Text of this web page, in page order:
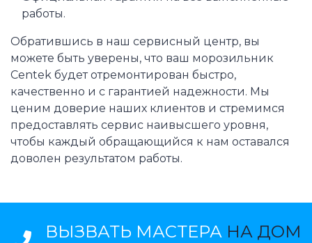
работы.
Обратившись в наш сервисный центр, вы
можете быть уверены, что ваш морозильник
Centek будет отремонтирован быстро,
качественно и с гарантией надежности. Мы
ценим доверие наших клиентов и стремимся
предоставлять сервис наивысшего уровня,
чтобы каждый обращающийся к нам оставался
доволен результатом работы.
ВЫЗВАТЬ МАСТЕРА НА ДОМ